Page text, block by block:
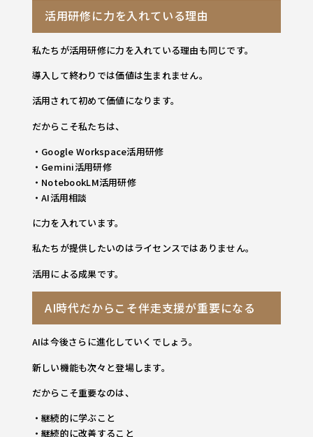
活用研修に力を入れている理由
私たちが活用研修に力を入れている理由も同じです。
導入して終わりでは価値は生まれません。
活用されて初めて価値になります。
だからこそ私たちは、
・Google Workspace活用研修
・Gemini活用研修
・NotebookLM活用研修
・AI活用相談
に力を入れています。
私たちが提供したいのはライセンスではありません。
活用による成果です。
AI時代だからこそ伴走支援が重要になる
AIは今後さらに進化していくでしょう。
新しい機能も次々と登場します。
だからこそ重要なのは、
・継続的に学ぶこと
・継続的に改善すること